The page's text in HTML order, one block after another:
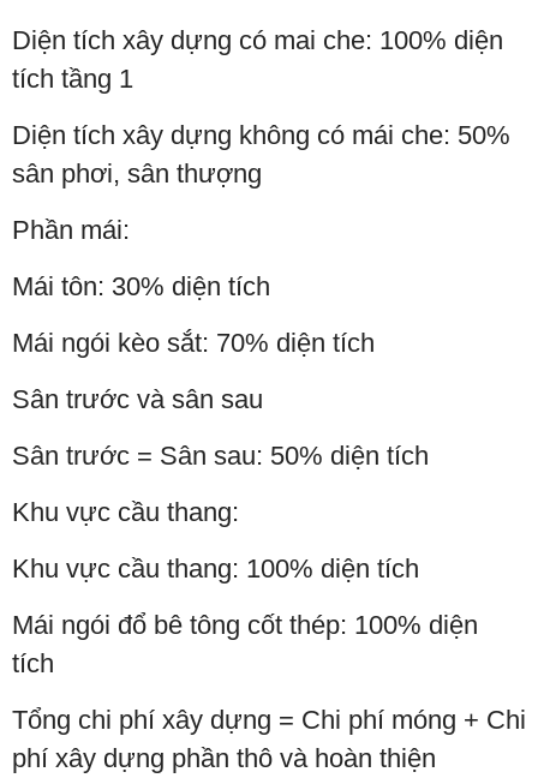
Diện tích xây dựng có mai che: 100% diện
tích tầng 1
Diện tích xây dựng không có mái che: 50%
sân phơi, sân thượng
Phần mái:
Mái tôn: 30% diện tích
Mái ngói kèo sắt: 70% diện tích
Sân trước và sân sau
Sân trước = Sân sau: 50% diện tích
Khu vực cầu thang:
Khu vực cầu thang: 100% diện tích
Mái ngói đổ bê tông cốt thép: 100% diện
tích
Tổng chi phí xây dựng = Chi phí móng + Chi
phí xây dựng phần thô và hoàn thiện